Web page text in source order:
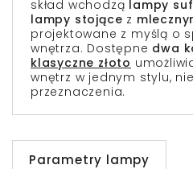
skład wchodzą lampy
lampy stojące z
projektowane z myślą o
wnętrza. Dostępne dwa
klasyczne złoto
wnętrz w jednym stylu,
przeznaczenia.
Parametry lampy